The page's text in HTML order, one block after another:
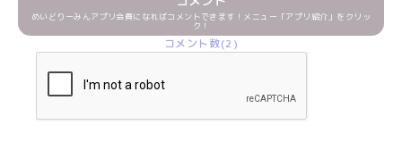
めいどりーみんアプリ会員になればコメントできます！メニュー「アプリ紹介」をクリッ
ク！
コメント数(2)